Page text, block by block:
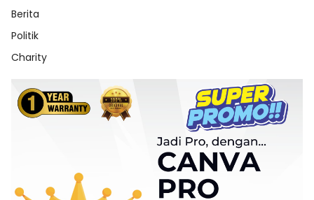
Berita
Politik
Charity